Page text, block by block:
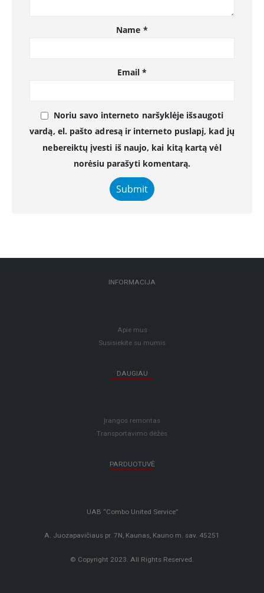
Name *
Email*
Noriu savo interneto naršyklėje išsaugoti
vardą, el. pašto adresą ir interneto puslapį, kad jų
nebereiktų įvesti iš naujo, kai kitą kartą vėl
norėsiu parašyti komentarą.
INFORMACIJA
Apie mus
Susisiekite su mumis
DAUGIAU
Įrangos remontas
Transportavimo dėžės
PARDUOTUVĖ
UAB “Combo United Service”
A. Juozapavičiaus pr. 7N, Kaunas, Kauno m. sav. 45251
© Copyright 2023. All Rights Reserved.